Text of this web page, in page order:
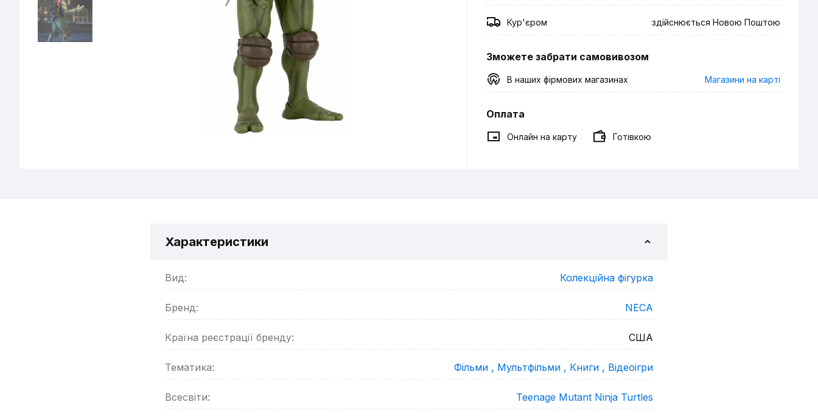
Кур'єром здійснюється Новою Поштою
Зможете забрати самовивозом
В наших фірмових магазинах Магазини на карті
Оплата
Онлайн на карту Готівкою
Характеристики
Вид: Колекційна фігурка
Бренд: NECA
Країна реєстрації бренду: США
Тематика: Фільми , Мультфільми , Книги , Відеоігри
Всесвіти: Teenage Mutant Ninja Turtles